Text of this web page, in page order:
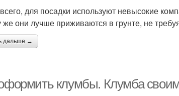
для посадки используют невысокие
же они лучше приживаются в грунте, не
дальше →
клумбы. Клумба